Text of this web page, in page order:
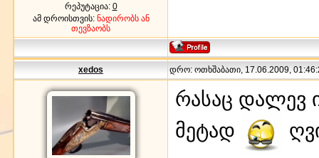
რეპუტაცია: 0
ამ დროისთვის: ნადირობს ან
თევზაობს
xedos დრო: ოთხშაბათი, 17.06.2009,
რასაც დალევ
მეტად